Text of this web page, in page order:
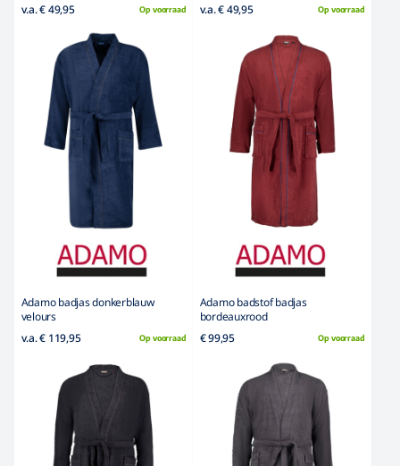
v.a. € 49,95
Op voorraad
v.a. € 49,95
Op voorraad
Adamo badjas donkerblauw
velours
v.a. € 119,95
Op voorraad
Adamo badstof badjas
bordeauxrood
€ 99,95
Op voorraad